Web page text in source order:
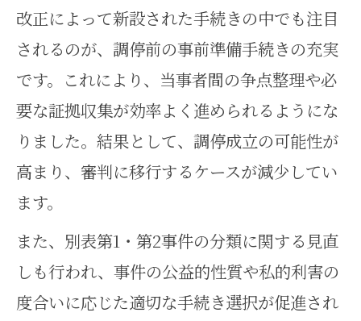
改正によって新設された手続きの中でも注目
されるのが、調停前の事前準備手続きの充実
です。これにより、当事者間の争点整理や必
要な証拠収集が効率よく進められるようにな
りました。結果として、調停成立の可能性が
高まり、審判に移行するケースが減少してい
ます。
また、別表第1・第2事件の分類に関する見直
しも行われ、事件の公益的性質や私的利害の
度合いに応じた適切な手続き選択が促進され